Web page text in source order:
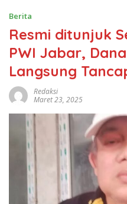
Berita
Resmi ditunjuk
PWI Jabar,
Langsung
Redaksi
Maret 23, 2025